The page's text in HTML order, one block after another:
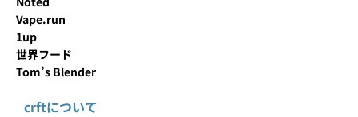
Vape.run
1up
世界フード
Tom’s Blender
crftについて